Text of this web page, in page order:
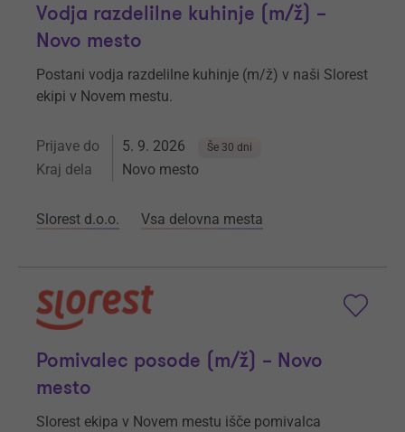
Vodja razdelilne kuhinje (m/ž) –
Novo mesto
Postani vodja razdelilne kuhinje (m/ž) v naši Slorest
ekipi v Novem mestu.
Prijave do 5. 9. 2026 Še 30 dni
Kraj dela Novo mesto
Slorest d.o.o. Vsa delovna mesta
Pomivalec posode (m/ž) – Novo
mesto
Slorest ekipa v Novem mestu išče pomivalca